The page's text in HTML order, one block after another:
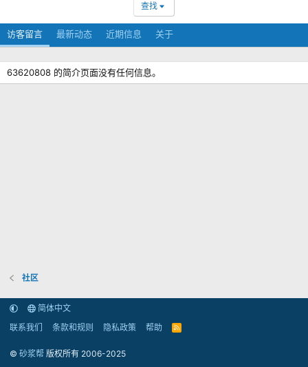
查找
访客留言 最新动态 近期信息 关于
63620808 的简介页面没有任何信息。
社区
简体中文
联系我们
条款和规则 隐私政策 帮助
R
© 砂浆帮 版权所有 2006-2025